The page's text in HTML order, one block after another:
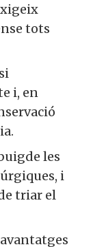
tots
i, en
les
i
triar el